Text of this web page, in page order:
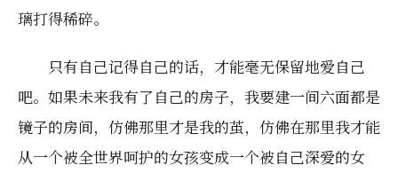
璃打得稀碎。
只有自己记得自己的话，才能毫无保留地爱自己
吧。如果未来我有了自己的房子，我要建一间六面都是
镜子的房间，仿佛那里才是我的茧，仿佛在那里我才能
从一个被全世界呵护的女孩变成一个被自己深爱的女